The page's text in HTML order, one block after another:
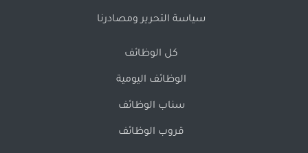
سياسة التحرير ومصادرنا
كل الوظائف
الوظائف اليومية
سناب الوظائف
قروب الوظائف